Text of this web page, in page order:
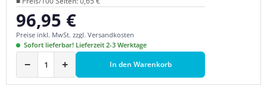
Regulärer Preis:
96,95 €
Preise inkl. MwSt. zzgl. Versandkosten
Sofort lieferbar! Lieferzeit 2-3 Werktage
− + In den Warenkorb